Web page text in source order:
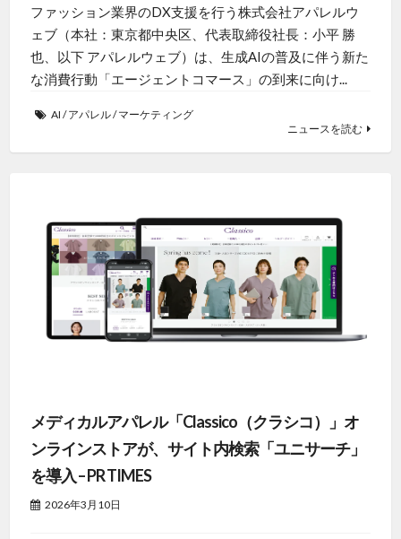
ファッション業界のDX支援を行う株式会社アパレルウ
ェブ（本社：東京都中央区、代表取締役社長：小平 勝
也、以下 アパレルウェブ）は、生成AIの普及に伴う新た
な消費行動「エージェントコマース」の到来に向け...
AI /アパレル/マーケティング
ニュースを読む
メディカルアパレル「Classico（クラシコ）」オ
ンラインストアが、サイト内検索「ユニサーチ」
を導入 – PR TIMES
2026年3月10日